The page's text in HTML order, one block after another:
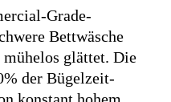
Grade-
Bettwäsche
glättet. Die
der Bügelzeit-